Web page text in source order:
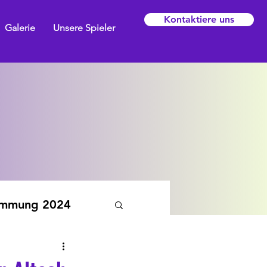
Galerie Unsere Spieler
Kontaktiere uns
2024